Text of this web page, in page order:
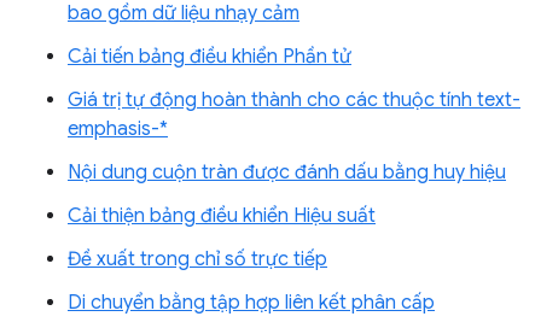
bao gồm dữ liệu nhạy cảm
Cải tiến bảng điều khiển Phần tử
Giá trị tự động hoàn thành cho các thuộc tính text-
emphasis-*
Nội dung cuộn tràn được đánh dấu bằng huy hiệu
Cải thiện bảng điều khiển Hiệu suất
Đề xuất trong chỉ số trực tiếp
Di chuyển bằng tập hợp liên kết phân cấp